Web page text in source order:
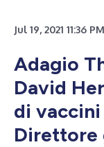
Jul 19, 2021 11:36
Adagio
David
di vaccini
Direttore